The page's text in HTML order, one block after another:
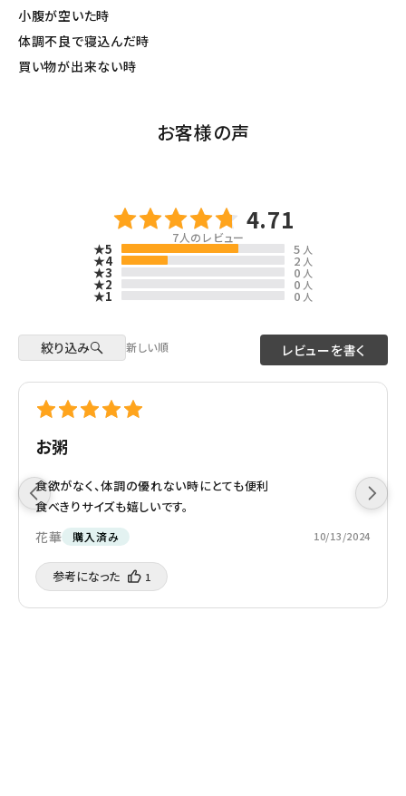
小腹が空いた時
体調不良で寝込んだ時
買い物が出来ない時
お客様の声
4.71
7人のレビュー
★5 5 人
★4 2 人
★3 0 人
★2 0 人
★1 0 人
絞り込み 新しい順 レビューを書く
お粥
食欲がなく、体調の優れない時にとても便利
食べきりサイズも嬉しいです。
花華 購入済み 10/13/2024
参考になった️ 1